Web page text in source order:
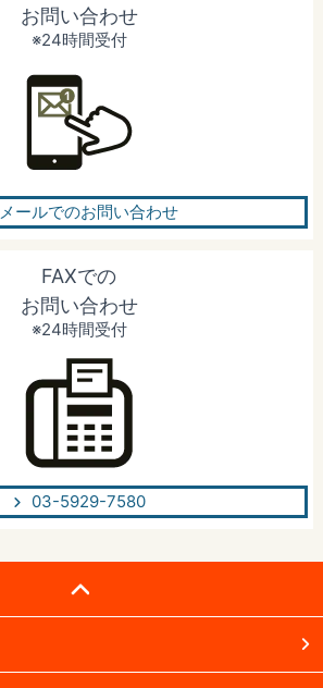
お問い合わせ
※24時間受付
メールでのお問い合わせ
FAXでの
お問い合わせ
※24時間受付
03-5929-7580